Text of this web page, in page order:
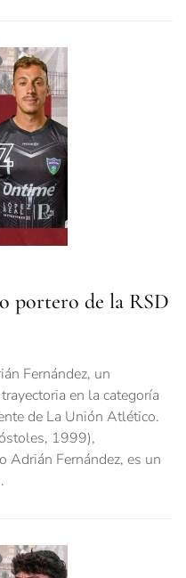
portero de la RSD
Fernández, un
en la categoría
de La Unión Atlético.
1999),
Adrián Fernández, es un